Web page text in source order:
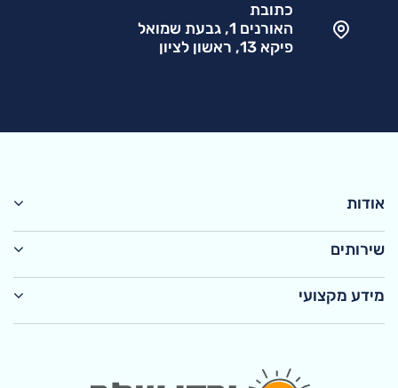
כתובת
האורנים 1, גבעת שמואל
פיקא 13, ראשון לציון
אודות
שירותים
מידע מקצועי